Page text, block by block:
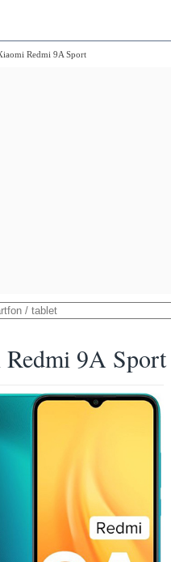
Redmi 9A Sport
9A Sport